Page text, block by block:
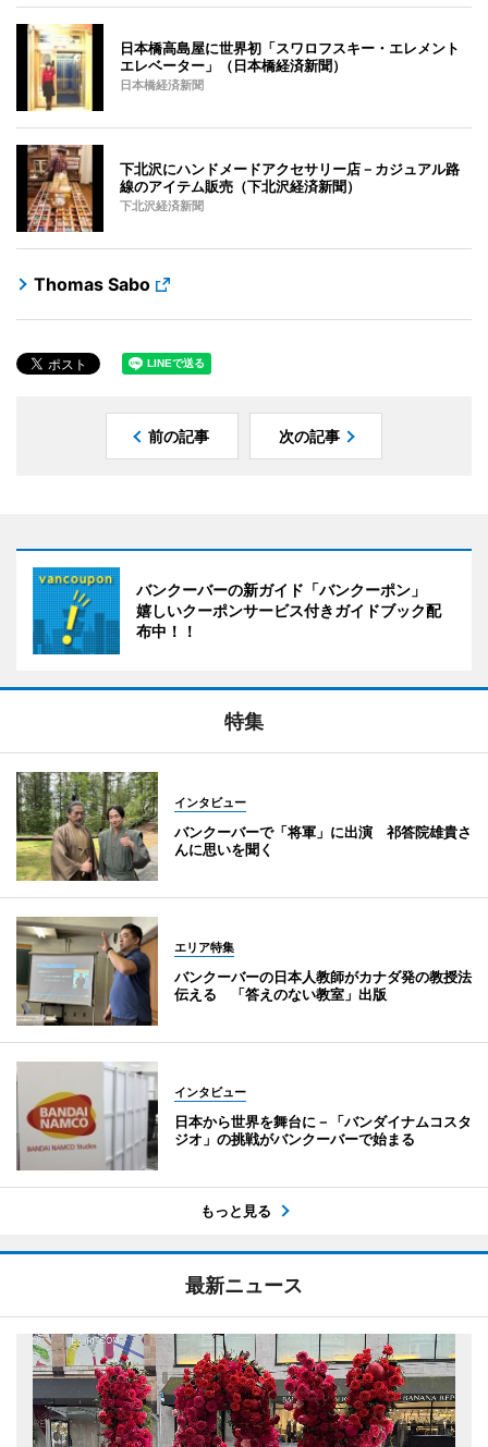
日本橋高島屋に世界初「スワロフスキー・エレメント
エレベーター」（日本橋経済新聞）
日本橋経済新聞
下北沢にハンドメードアクセサリー店－カジュアル路
線のアイテム販売（下北沢経済新聞）
下北沢経済新聞
Thomas Sabo
前の記事 次の記事
バンクーバーの新ガイド「バンクーポン」
嬉しいクーポンサービス付きガイドブック配
布中！！
特集
インタビュー
バンクーバーで「将軍」に出演 祁答院雄貴さ
んに思いを聞く
エリア特集
バンクーバーの日本人教師がカナダ発の教授法
伝える 「答えのない教室」出版
インタビュー
日本から世界を舞台に－「バンダイナムコスタ
ジオ」の挑戦がバンクーバーで始まる
もっと見る
最新ニュース